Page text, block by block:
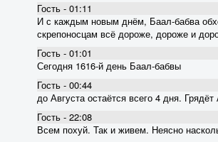
Гость - 01:11
И с каждым новым днём, Баал-бабва
скрепоносцам всё дороже, дороже и
Гость - 01:01
Сегодня 1616-й день Баал-бабвы
Гость - 00:44
до Августа остаётся всего 4 дня. Грядёт
Гость - 22:08
Всем похуй. Так и живем. Неясно